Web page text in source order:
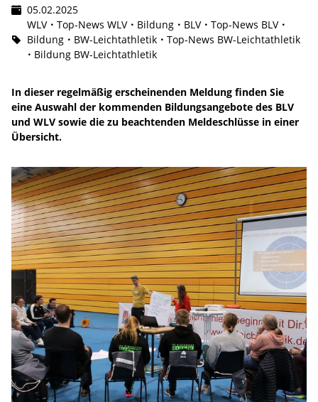
05.02.2025
WLV
Top-News WLV Bildung BLV
Top-News BLV
Bildung
BW-Leichtathletik
Top-News BW-Leichtathletik
Bildung BW-Leichtathletik
In dieser regelmäßig erscheinenden Meldung finden Sie
eine Auswahl der kommenden Bildungsangebote des BLV
und WLV sowie die zu beachtenden Meldeschlüsse in einer
Übersicht.